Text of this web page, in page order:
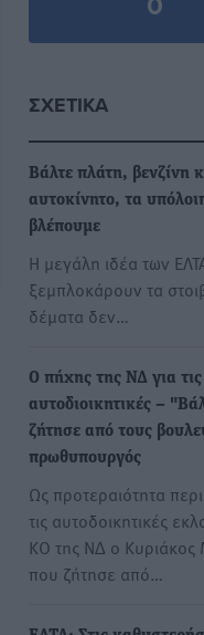
ΣΧΕΤΙΚΆ
Βάλτε πλάτη, βενζίνη
αυτοκίνητο, τα
βλέπουμε
Η μεγάλη ιδέα των
ξεμπλοκάρουν τα
δέματα δεν…
Ο πήχης της ΝΔ για τις
αυτοδιοικητικές –
ζήτησε από τους
πρωθυπουργός
Ως προτεραιότητα
τις αυτοδοικητικές
ΚΟ της ΝΔ ο Κυριάκος
που ζήτησε από…